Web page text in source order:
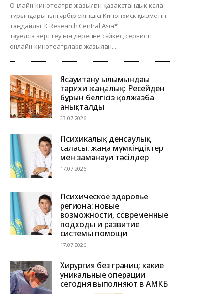
Онлайн-кинотеатрға жазылған қазақстандық қала
тұрғындарының әрбір екіншісі Кинопоиск қызметін
таңдайды. K Research Central Asia*
тәуелсіз зерттеуінің дерегіне сәйкес, сервисті
онлайн-кинотеатрларға жазылған...
Ясауитану ғылымындағы
тарихи жаңалық: Ресейден
бұрын белгісіз қолжазба
анықталды
23.07.2026
Психикалық денсаулық
саласы: жаңа мүмкіндіктер
мен заманауи тәсілдер
17.07.2026
Психическое здоровье
региона: новые
возможности, современные
подходы и развитие
системы помощи
17.07.2026
Хирургия без границ: какие
уникальные операции
сегодня выполняют в АМКБ